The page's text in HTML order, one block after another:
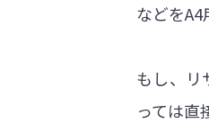
などを
もし、リ
っては直